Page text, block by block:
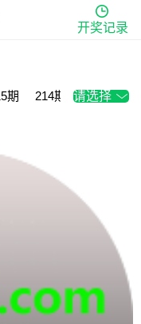
开奖记录
期 214期 213期
请选择